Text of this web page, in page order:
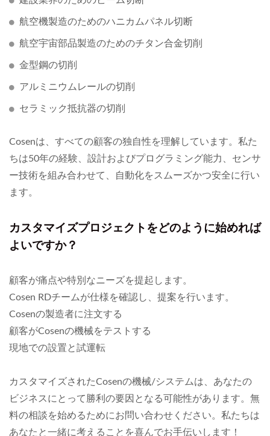
航空機製造のためのハニカムパネル切断
航空宇宙部品製造のためのチタン合金切削
金型鋼の切削
アルミニウムレールの切削
セラミック抵抗器の切削
Cosenは、すべての顧客の独自性を理解しています。私た
ちは50年の経験、設計およびプログラミング能力、センサ
ー技術を組み合わせて、自動化をスムーズかつ安全に行い
ます。
カスタマイズプロジェクトをどのように始めれば
よいですか？
顧客が痛点や特別なニーズを提起します。
Cosen RDチームが仕様を確認し、提案を行います。
Cosenの製造者に注文する
顧客がCosenの機械をテストする
現地での設置と試運転
カスタマイズされたCosenの機械/システムは、あなたの
ビジネスにとって勝利の要因となる可能性があります。無
料の相談を始めるためにお問い合わせください。私たちは
あなたと一緒に考えることを喜んでお手伝いします！